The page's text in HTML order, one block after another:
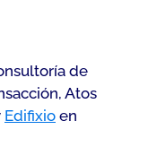
de
Atos
Edifixio en